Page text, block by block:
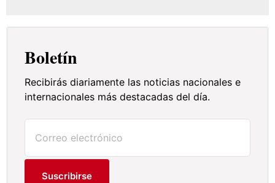
Boletín
Recibirás diariamente las noticias nacionales e
internacionales más destacadas del día.
Suscribirse